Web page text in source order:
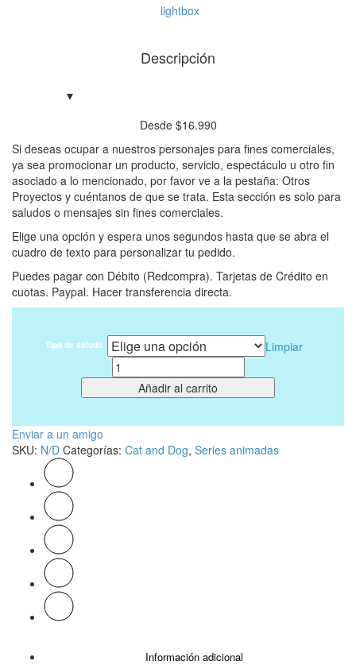
lightbox
Descripción
Desde $16.990
Si deseas ocupar a nuestros personajes para fines comerciales,
ya sea promocionar un producto, servicio, espectáculo u otro fin
asociado a lo mencionado, por favor ve a la pestaña: Otros
Proyectos y cuéntanos de que se trata. Esta sección es solo para
saludos o mensajes sin fines comerciales.
Elige una opción y espera unos segundos hasta que se abra el
cuadro de texto para personalizar tu pedido.
Puedes pagar con Débito (Redcompra). Tarjetas de Crédito en
cuotas. Paypal. Hacer transferencia directa.
Tipo de saludo
Limpiar
Cantidad
Añadir al carrito
Enviar a un amigo
SKU: N/D Categorías: Cat and Dog, Series animadas
Información adicional